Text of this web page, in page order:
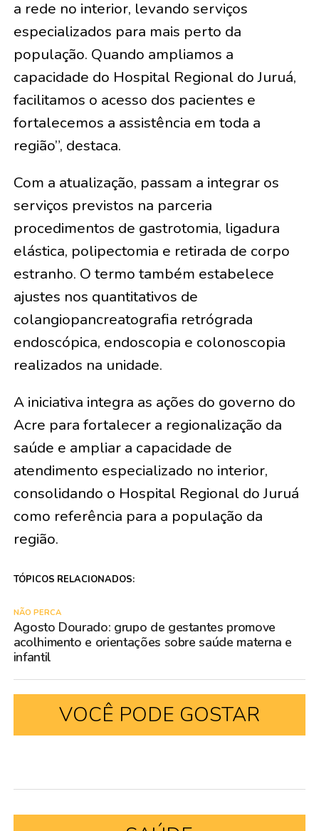
a rede no interior, levando serviços
especializados para mais perto da
população. Quando ampliamos a
capacidade do Hospital Regional do Juruá,
facilitamos o acesso dos pacientes e
fortalecemos a assistência em toda a
região”, destaca.
Com a atualização, passam a integrar os
serviços previstos na parceria
procedimentos de gastrotomia, ligadura
elástica, polipectomia e retirada de corpo
estranho. O termo também estabelece
ajustes nos quantitativos de
colangiopancreatografia retrógrada
endoscópica, endoscopia e colonoscopia
realizados na unidade.
A iniciativa integra as ações do governo do
Acre para fortalecer a regionalização da
saúde e ampliar a capacidade de
atendimento especializado no interior,
consolidando o Hospital Regional do Juruá
como referência para a população da
região.
TÓPICOS RELACIONADOS:
NÃO PERCA
Agosto Dourado: grupo de gestantes promove
acolhimento e orientações sobre saúde materna e
infantil
VOCÊ PODE GOSTAR